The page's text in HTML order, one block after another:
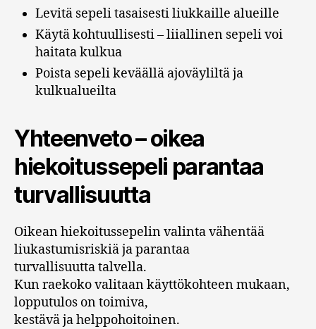
Levitä sepeli tasaisesti liukkaille alueille
Käytä kohtuullisesti – liiallinen sepeli voi
haitata kulkua
Poista sepeli keväällä ajoväyliltä ja
kulkualueilta
Yhteenveto – oikea
hiekoitussepeli parantaa
turvallisuutta
Oikean hiekoitussepelin valinta vähentää
liukastumisriskiä ja parantaa
turvallisuutta talvella.
Kun raekoko valitaan käyttökohteen mukaan,
lopputulos on toimiva,
kestävä ja helppohoitoinen.